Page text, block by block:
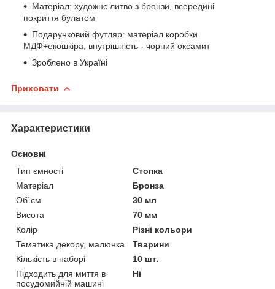
Матеріал: художнє литво з бронзи, всередині
покриття булатом
Подарунковий футляр: матеріал коробки
МДФ+екошкіра, внутрішність - чорний оксамит
Зроблено в Україні
Приховати
Характеристики
Основні
Тип ємності
Стопка
Матеріал
Бронза
Об`єм
30 мл
Висота
70 мм
Колір
Різні кольори
Тематика декору, малюнка
Тварини
Кількість в наборі
10 шт.
Підходить для миття в
посудомийній машині
Ні